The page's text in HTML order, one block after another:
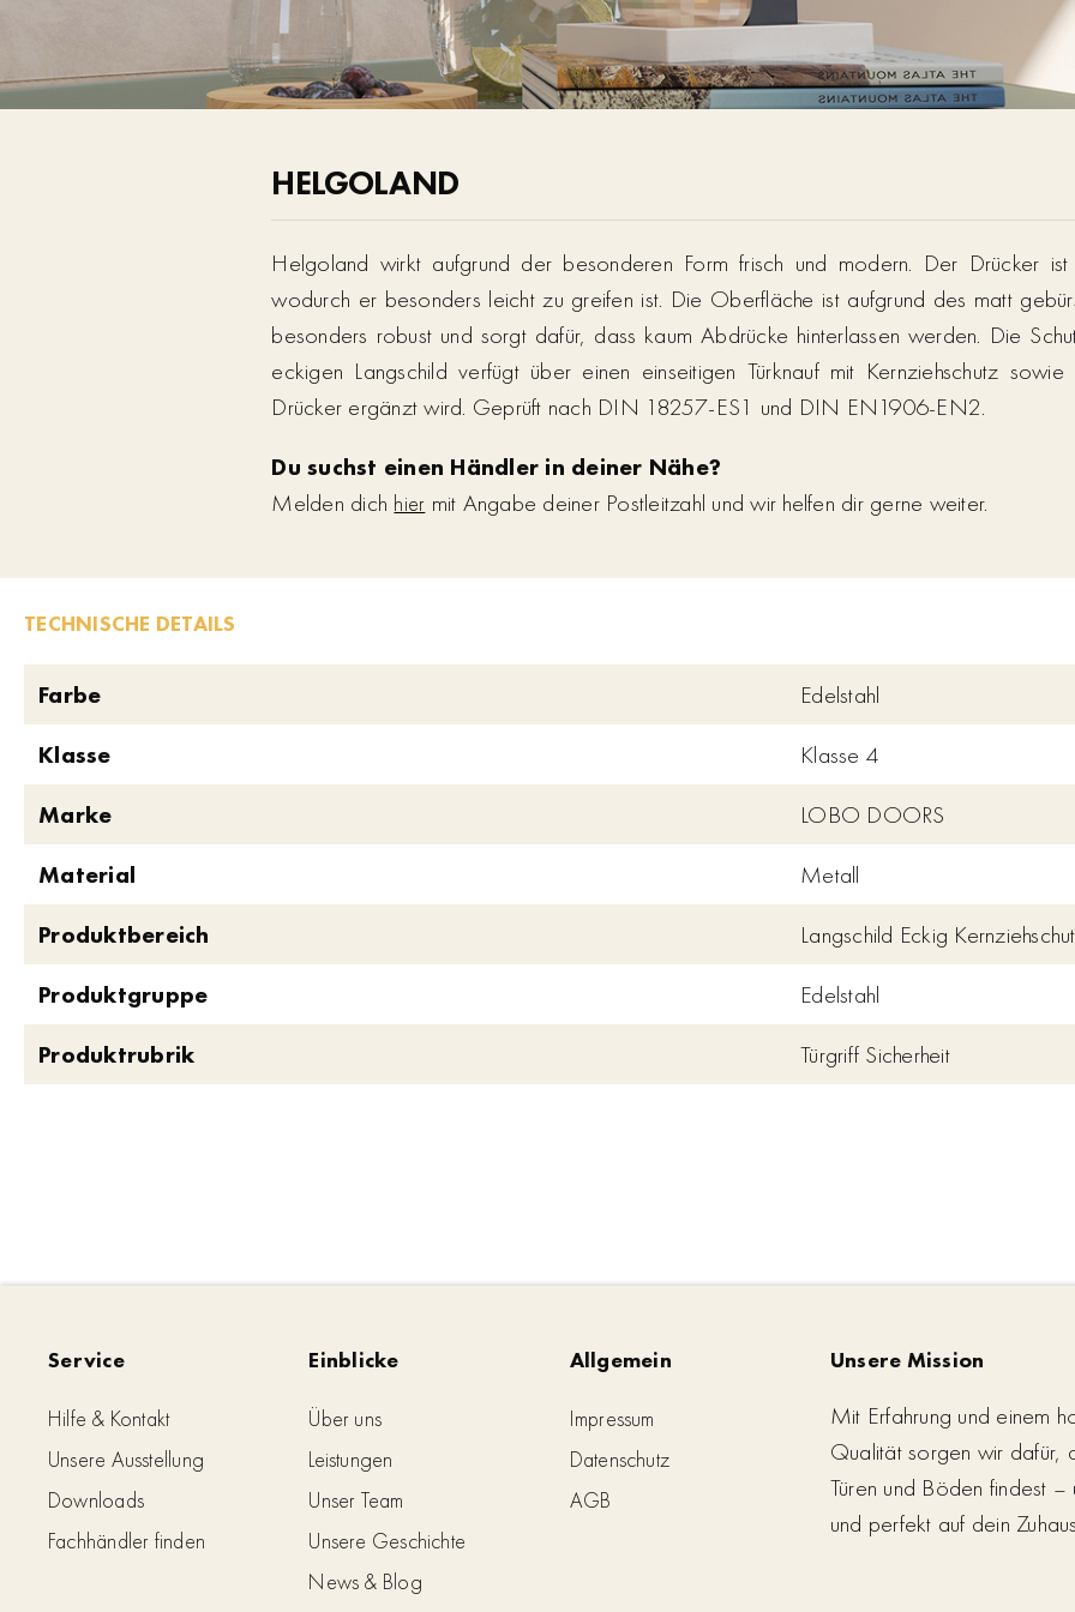
HELGOLAND
Helgoland wirkt aufgrund der besonderen Form frisch und modern. Der Drücker
wodurch er besonders leicht zu greifen ist. Die Oberfläche ist aufgrund des matt
besonders robust und sorgt dafür, dass kaum Abdrücke hinterlassen werden. Die
eckigen Langschild verfügt über einen einseitigen Türknauf mit Kernziehschutz
Drücker ergänzt wird. Geprüft nach DIN 18257-ES1 und DIN EN1906-EN2.
Du suchst einen Händler in deiner Nähe?
Melden dich hier mit Angabe deiner Postleitzahl und wir helfen dir gerne weiter.
TECHNISCHE DETAILS
Farbe
Edelstahl
Klasse
Klasse 4
Marke
LOBO DOORS
Material
Metall
Produktbereich
Langschild Eckig
Produktgruppe
Edelstahl
Produktrubrik
Türgriff Sicherheit
Service
Hilfe & Kontakt
Unsere Ausstellung
Downloads
Fachhändler finden
Einblicke
Über uns
Leistungen
Unser Team
Unsere Geschichte
News & Blog
Allgemein
Impressum
Datenschutz
AGB
Unsere Mission
Mit Erfahrung und einem
Qualität sorgen wir dafür,
Türen und Böden findest
und perfekt auf dein